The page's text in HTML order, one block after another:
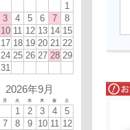
1
3 4 5 6 7
8
10 11 12 13 14 15
17 18 19 20 21 22
24 25 26 27 28 29
31
2026年9月
月 火 水 木 金 土
1 2 3 4
5
7 8 9 10 11 12